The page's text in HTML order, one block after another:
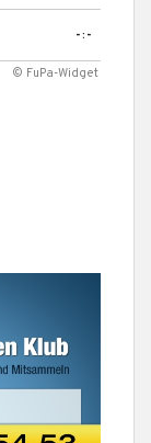
-:-
© FuPa-Widget